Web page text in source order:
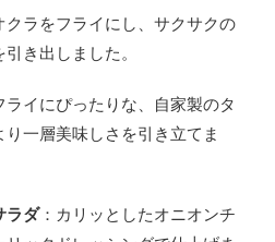
クラをフライにし、サクサクの
き出しました。
ライにぴったりな、自家製のタ
一層美味しさを引き立てま
ラダ：カリッとしたオニオンチ